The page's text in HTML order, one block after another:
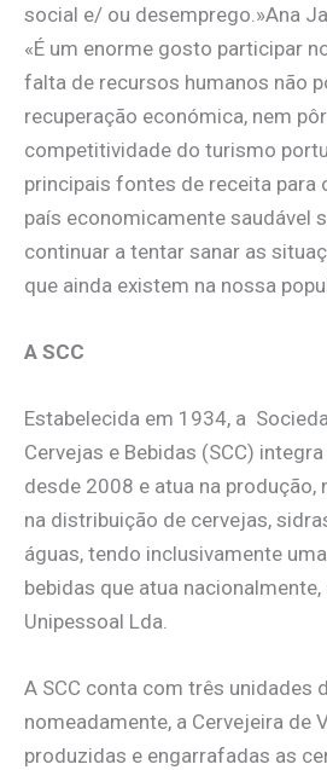
social e/ ou desemprego.»Ana
«É um enorme gosto participar
falta de recursos humanos não
recuperação económica, nem
competitividade do turismo
principais fontes de receita para
país economicamente saudável
continuar a tentar sanar as
que ainda existem na nossa
A SCC
Estabelecida em 1934, a
Cervejas e Bebidas (SCC)
desde 2008 e atua na produção,
na distribuição de cervejas,
águas, tendo inclusivamente
bebidas que atua nacionalmente,
Unipessoal Lda.
A SCC conta com três unidades
nomeadamente, a Cervejeira de
produzidas e engarrafadas as